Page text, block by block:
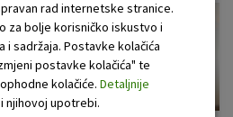
rad internetske stranice.
za bolje korisničko iskustvo i
i sadržaja. Postavke kolačića
postavke kolačića" te
kolačiće. Detaljnije
i njihovoj upotrebi.